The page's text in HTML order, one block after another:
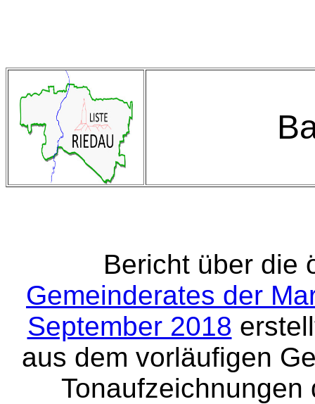
Bericht über die
Gemeinderates der
September 2018
aus dem vorläufigen